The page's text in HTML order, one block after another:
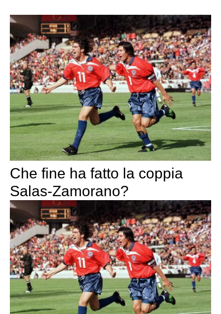
Che fine ha fatto la coppia
Salas-Zamorano?